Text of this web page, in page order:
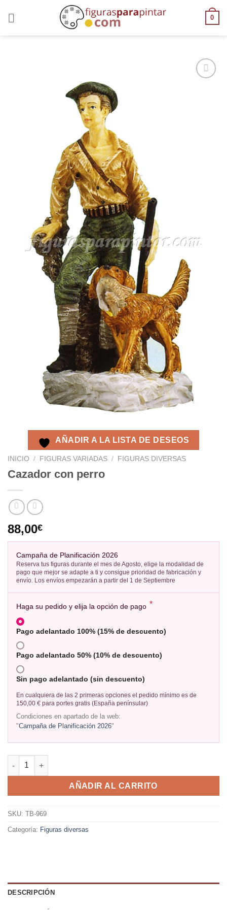
0
AÑADIR A LA LISTA DE DESEOS
INICIO / FIGURAS VARIADAS / FIGURAS DIVERSAS
Cazador con perro
88,00€
Campaña de Planificación 2026
Reserva tus figuras durante el mes de Agosto, elige la modalidad de
pago que mejor se adapte a ti y consigue prioridad de fabricación y
envío. Los envíos empezarán a partir del 1 de Septiembre
Haga su pedido y elija la opción de pago *
Pago adelantado 100% (15% de descuento)
Pago adelantado 50% (10% de descuento)
Sin pago adelantado (sin descuento)
En cualquiera de las 2 primeras opciones el pedido mínimo es de
150,00 € para portes gratis (España penínsular)
Condiciones en apartado de la web:
"Campaña de Planificación 2026"
AÑADIR AL CARRITO
SKU: TB-969
Categoría: Figuras diversas
DESCRIPCIÓN